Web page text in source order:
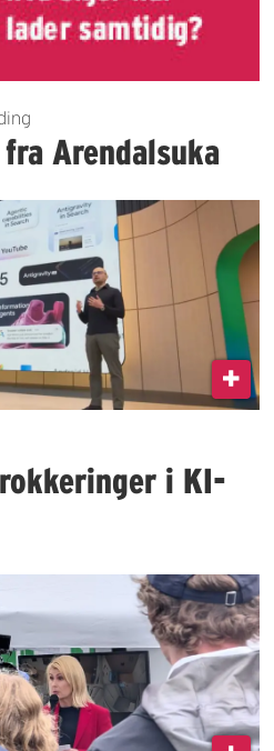
Arendalsuka
i KI-